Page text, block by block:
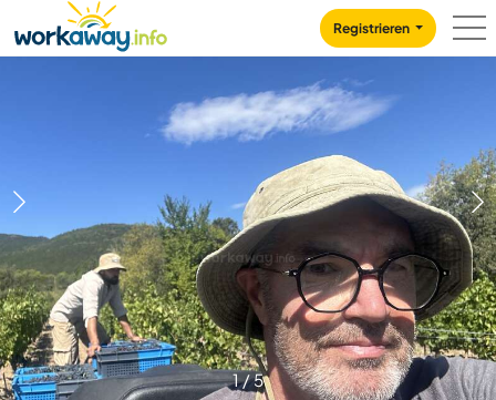
CONTENT
MAIN NAVIGATION
Registrieren
1/5